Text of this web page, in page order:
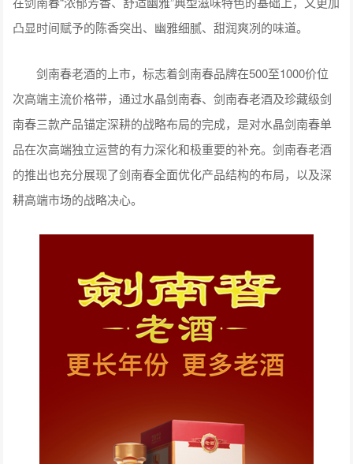
凸显时间赋予的陈香突出、幽雅细腻、甜润爽冽的味道。
剑南春老酒的上市，标志着剑南春品牌在500至1000价位
次高端主流价格带，通过水晶剑南春、剑南春老酒及珍藏级剑
南春三款产品锚定深耕的战略布局的完成，是对水晶剑南春单
品在次高端独立运营的有力深化和极重要的补充。剑南春老酒
的推出也充分展现了剑南春全面优化产品结构的布局，以及深
耕高端市场的战略决心。